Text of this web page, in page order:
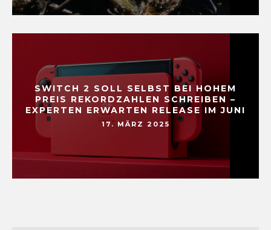
SWITCH 2 SOLL SELBST BEI HOHEM
PREIS REKORDZAHLEN SCHREIBEN –
EXPERTEN ERWARTEN RELEASE IM JUNI
17. MÄRZ 2025